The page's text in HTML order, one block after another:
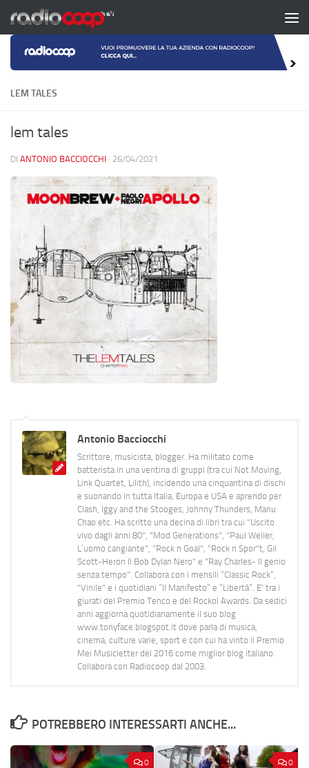
Salta al contenuto
LEM TALES
lem tales
DI ANTONIO BACCIOCCHI · 26/04/2021
Antonio Bacciocchi
Scrittore, musicista, blogger. Ha militato come
batterista in una ventina di gruppi (tra cui Not Moving,
Link Quartet, Lilith), incidendo una cinquantina di dischi
e suonando in tutta Italia, Europa e USA e aprendo per
Clash, Iggy and the Stooges, Johnny Thunders, Manu
Chao etc. Ha scritto una decina di libri tra cui "Uscito
vivo dagli anni 80", "Mod Generations", "Paul Weller,
L’uomo cangiante", "Rock n Goal", "Rock n Spor"t, Gil
Scott-Heron Il Bob Dylan Nero" e "Ray Charles- Il genio
senza tempo". Collabora con i mensili “Classic Rock”,
"Vinile" e i quotidiani “Il Manifesto” e “Libertà”. E' tra i
giurati del Premio Tenco e del Rockol Awards. Da sedici
anni aggiorna quotidianamente il suo blog
www.tonyface.blogspot.it dove parla di musica,
cinema, culture varie, sport e con cui ha vinto il Premio
Mei Musicletter del 2016 come miglior blog italiano.
Collabora con Radiocoop dal 2003.
POTREBBERO INTERESSARTI ANCHE...
0 0